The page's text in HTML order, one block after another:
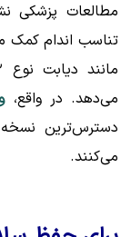
مطالعات پزشکی
تناسب اندام کمک
می‌دهد. در واقع،
دسترس‌ترین
می‌کنند.